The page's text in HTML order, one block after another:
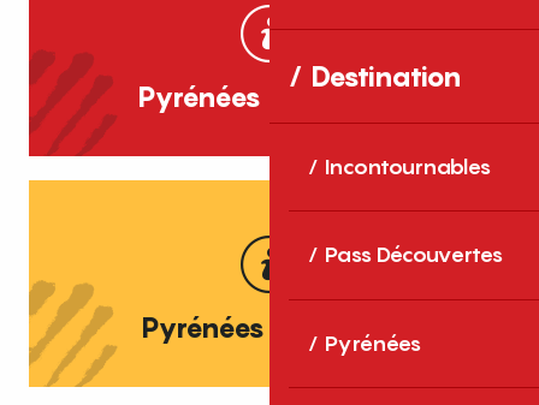
Destination
Incontournables
Pass Découvertes
Pyrénées
Pyrénées Catalanes
Pyrénées Cerdagne